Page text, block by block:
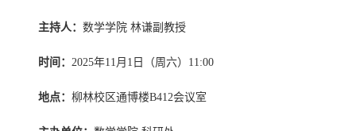
主持人： 数学学院 林谦副教授
时间： 2025年11月1日（周六）11:00
地点： 柳林校区通博楼B412会议室